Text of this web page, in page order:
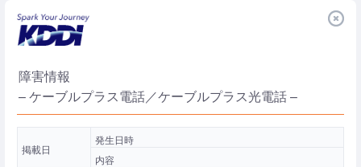
障害情報
– ケーブルプラス電話／ケーブルプラス光電話 –
掲載日
発生日時
内容